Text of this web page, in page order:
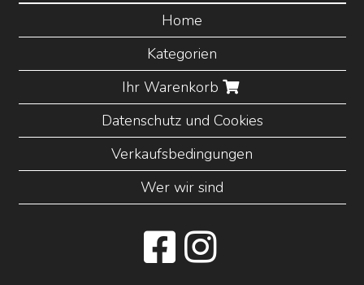
Home
Kategorien
Ihr Warenkorb
Datenschutz und Cookies
Verkaufsbedingungen
Wer wir sind